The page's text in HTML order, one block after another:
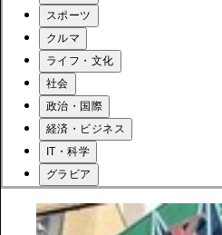
スポーツ
クルマ
ライフ・文化
社会
政治・国際
経済・ビジネス
IT・科学
グラビア